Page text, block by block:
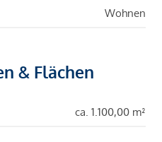
Wohnen
& Flächen
ca. 1.100,00 m²